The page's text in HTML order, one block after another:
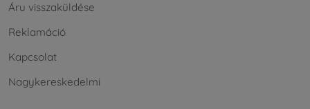
Áru visszaküldése
Reklamáció
Kapcsolat
Nagykereskedelmi